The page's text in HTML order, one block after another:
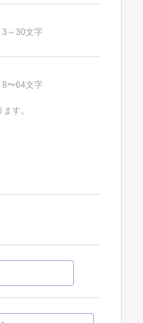
～30文字
〜64文字
す。